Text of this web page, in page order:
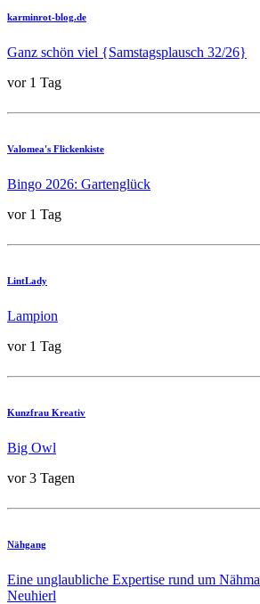
karminrot-blog.de
Ganz schön viel {Samstagsplausch 32/26}
vor 1 Tag
Valomea's Flickenkiste
Bingo 2026: Gartenglück
vor 1 Tag
LintLady
Lampion
vor 1 Tag
Kunzfrau Kreativ
Big Owl
vor 3 Tagen
Nähgang
Eine unglaubliche Expertise rund um
Neuhierl